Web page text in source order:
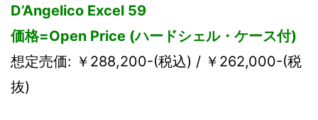
D’Angelico Excel 59
価格=Open Price (ハードシェル・ケース付)
想定売価: ￥288,200-(税込) / ￥262,000-(税
抜)